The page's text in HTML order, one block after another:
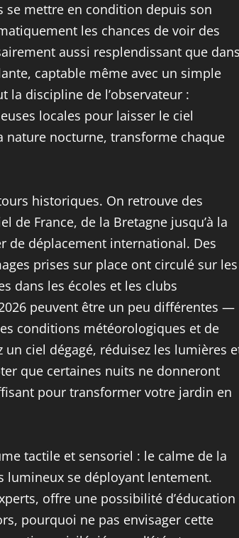
se mettre en condition depuis son
les chances de voir des
aussi resplendissant que
captable même avec un simple
la discipline de l’observateur :
locales pour laisser le ciel
nature nocturne, transforme chaque
historiques. On retrouve des
de France, de la Bretagne jusqu’à la
de déplacement international. Des
prises sur place ont circulé sur les
dans les écoles et les clubs
peuvent être un peu différentes —
conditions météorologiques et de
un ciel dégagé, réduisez les lumières
que certaines nuits ne donneront
pour transformer votre jardin en
tactile et sensoriel : le calme de la
lumineux se déployant lentement.
offre une possibilité d’éducation
pourquoi ne pas envisager cette